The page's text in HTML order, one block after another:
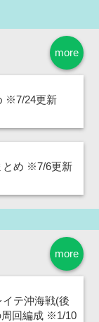
more
※7/24更新
とめ ※7/6更新
more
イテ沖海戦(後
周回編成 ※1/10